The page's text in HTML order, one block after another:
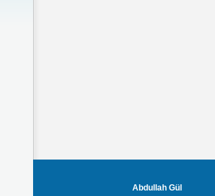
Abdullah Gül